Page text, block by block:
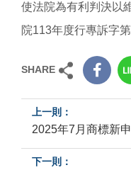
使法院為有利判決以
院113年度行專訴字
SHARE
2025年7月商標新